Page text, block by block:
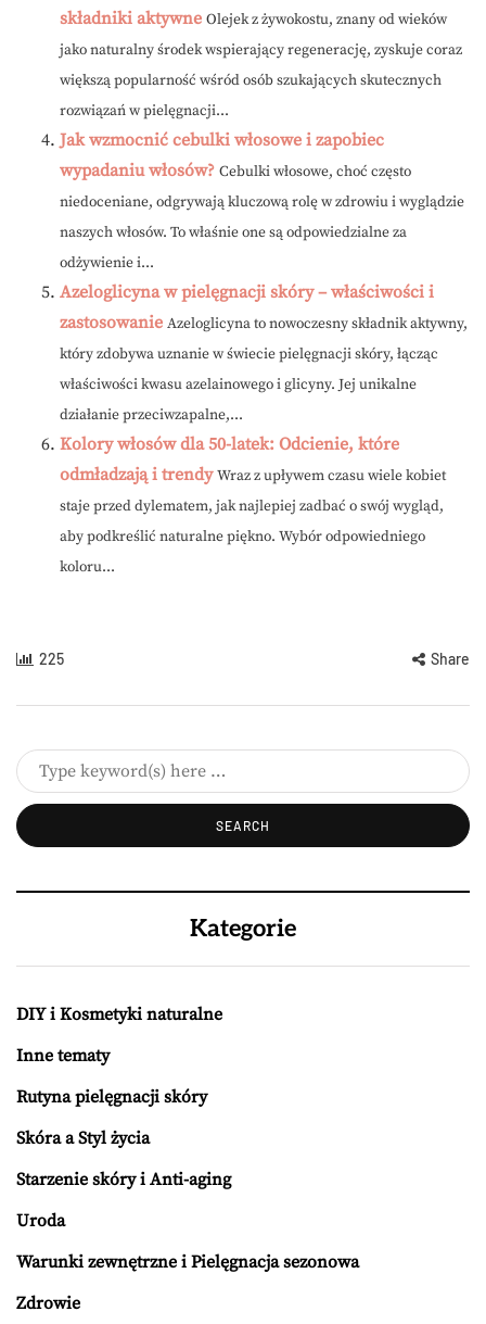
składniki aktywne Olejek z żywokostu, znany od wieków
jako naturalny środek wspierający regenerację, zyskuje coraz
większą popularność wśród osób szukających skutecznych
rozwiązań w pielęgnacji...
Jak wzmocnić cebulki włosowe i zapobiec
wypadaniu włosów? Cebulki włosowe, choć często
niedoceniane, odgrywają kluczową rolę w zdrowiu i wyglądzie
naszych włosów. To właśnie one są odpowiedzialne za
odżywienie i...
Azeloglicyna w pielęgnacji skóry – właściwości i
zastosowanie Azeloglicyna to nowoczesny składnik aktywny,
który zdobywa uznanie w świecie pielęgnacji skóry, łącząc
właściwości kwasu azelainowego i glicyny. Jej unikalne
działanie przeciwzapalne,...
Kolory włosów dla 50-latek: Odcienie, które
odmładzają i trendy Wraz z upływem czasu wiele kobiet
staje przed dylematem, jak najlepiej zadbać o swój wygląd,
aby podkreślić naturalne piękno. Wybór odpowiedniego
koloru...
225 Share
Kategorie
DIY i Kosmetyki naturalne
Inne tematy
Rutyna pielęgnacji skóry
Skóra a Styl życia
Starzenie skóry i Anti-aging
Uroda
Warunki zewnętrzne i Pielęgnacja sezonowa
Zdrowie